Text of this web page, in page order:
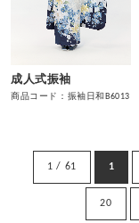
成人式振袖
商品コード：振袖日和B6013
1 / 61 1
20